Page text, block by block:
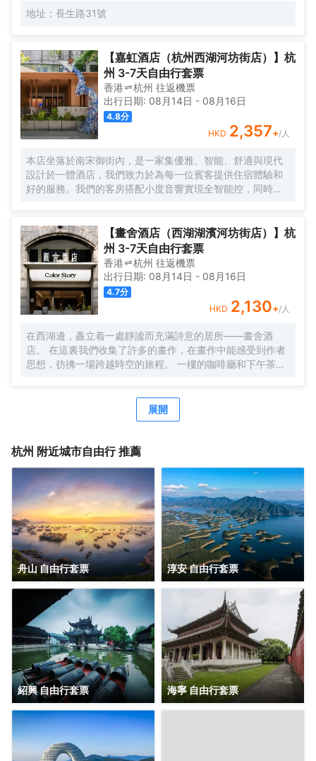
視，為您的閒暇時光增添更多娛樂選擇。 - 乾濕分離的衞浴
空間設計，為您提供舒適的使用體驗，同時24小時熱水供
早餐廳：為您精心準備豐富多樣的中西式自助早餐，開啟活
力滿滿的一天。 - 正餐廳：主打蕭山菜及特色菜餚，讓您品
嚐到地道的江南風味。餐廳內設有9個獨立包廂，為您提供私
密優雅的用餐環境，無論是商務宴請還是家庭聚餐都十分適
宜。
地址：長生路31號
【嘉虹酒店（杭州西湖河坊街店）】杭
州 3-7天自由行套票
香港 杭州 往返機票
出行日期: 08月14日 - 08月16日
4.8分
HKD 2,357+/人
本店坐落於南宋御街內，是一家集優雅、智能、舒適與現代
設計於一體酒店，我們致力於為每一位賓客提供住宿體驗和
好的服務。我們的客房搭配小度音響實現全智能控，同時配
多元化體驗。逛西湖，住本店！【畫舍酒店（西湖湖濱河坊街店）】杭
州 3-7天自由行套票
香港 杭州 往返機票
出行日期: 08月14日 - 08月16日
4.7分
HKD 2,130+/人
在西湖邊，矗立着一處靜謐而充滿詩意的居所——畫舍酒
店。 在這裏我們收集了許多的畫作，在畫作中能感受到作者
思想，彷彿一場跨越時空的旅程。 一樓的咖啡廳和下午茶，
每一位旅者提供着便捷與寧靜的雙重禮遇。 距離碧波盪漾的
西湖僅五分鐘車程，您將能輕易捕捉到她的風華絕代；前往
鐘，讓您在歷史的長河中漫步，感受古都的韻味。酒店臨近
不僅是地理位置上的便利，更是文化、藝術與生活的交融。
每間客房都獨具匠心，色彩與光線交織，為您營造出不同的
情感氛圍。朝西的落地窗大床房，讓每一個温暖的午後都有
陽光灑進房間，喚醒沉睡的心靈；超大落地窗，讓您貼近這
個城市，感受它的脈搏與呼吸。 我們深知旅途的疲憊，因
此，從床品的挑選到洗漱用品的配置，再到公共區域的每一
處細節，我們都傾注了滿滿的心意。我們希望，在這裏，您
能找到家的温馨與舒適，找到心靈的歸宿。 歡迎您踏入這片
文藝的天地，與我們一同書寫旅途中的美好篇章。期待您的
光臨，讓我們共同創造一段難忘的回憶
展開
杭州 附近城市自由行 推薦
舟山 自由行套票 淳安 自由行套票
紹興 自由行套票 海寧 自由行套票